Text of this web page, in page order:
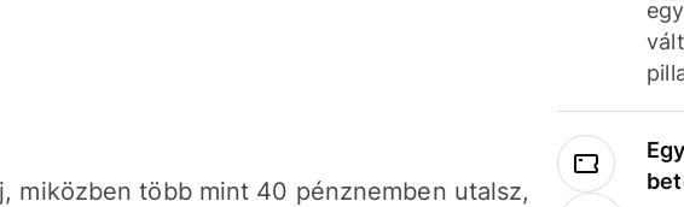
miközben több mint 40 pénznemben utalsz,